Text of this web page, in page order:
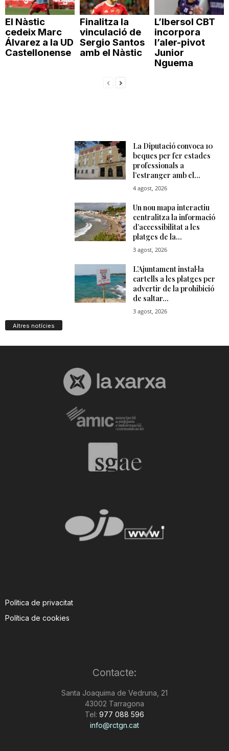
El Nàstic
cedeix Marc
Álvarez a la UD
Castellonense
Finalitza la
vinculació de
Sergio Santos
amb el Nàstic
L’Ibersol CBT
incorpora
l’aler-pivot
Junior
Nguema
Altres notícies
Política de privacitat
Política de cookies
Contacte:
Santa Joaquima de Vedruna, 21
43002 Tarragona
Tel: 977 088 596
info@rctgn.cat